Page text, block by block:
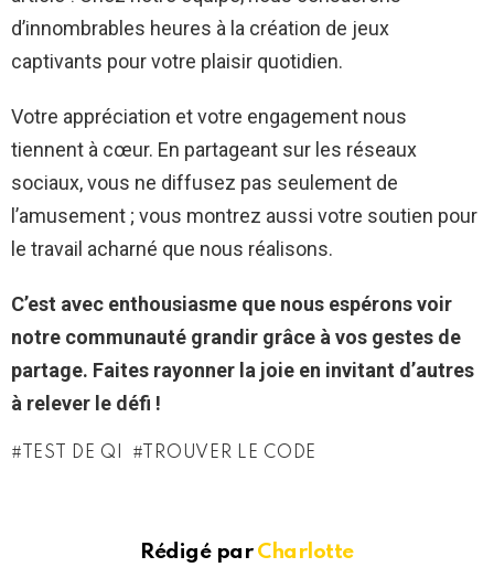
d’innombrables heures à la création de jeux
captivants pour votre plaisir quotidien.
Votre appréciation et votre engagement nous
tiennent à cœur. En partageant sur les réseaux
sociaux, vous ne diffusez pas seulement de
l’amusement ; vous montrez aussi votre soutien pour
le travail acharné que nous réalisons.
C’est avec enthousiasme que nous espérons voir
notre communauté grandir grâce à vos gestes de
partage. Faites rayonner la joie en invitant d’autres
à relever le défi !
TEST DE QI TROUVER LE CODE
Rédigé par Charlotte